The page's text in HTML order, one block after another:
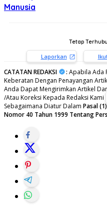
Manusia
Tetap
Laporkan
CATATAN REDAKSI : Apabila Ada
Keberatan Dengan Penayangan
Anda Dapat Mengirimkan Artikel
/Atau Koreksi Kepada Redaksi Kami
Sebagaimana Diatur Dalam Pasal
Nomor 40 Tahun 1999 Tentang